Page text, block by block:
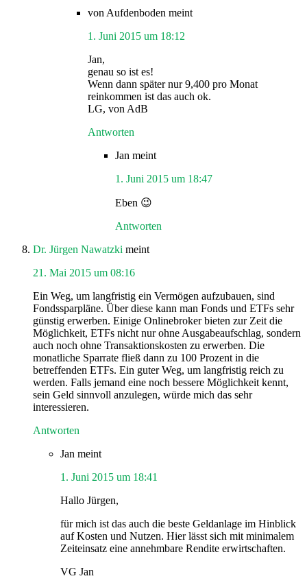
von Aufdenboden meint
1. Juni 2015 um 18:12
Jan,
genau so ist es!
Wenn dann später nur 9,400 pro Monat
reinkommen ist das auch ok.
LG, von AdB
Antworten
Jan meint
1. Juni 2015 um 18:47
Eben 😉
Antworten
Dr. Jürgen Nawatzki meint
21. Mai 2015 um 08:16
Ein Weg, um langfristig ein Vermögen aufzubauen, sind
Fondssparpläne. Über diese kann man Fonds und ETFs sehr
günstig erwerben. Einige Onlinebroker bieten zur Zeit die
Möglichkeit, ETFs nicht nur ohne Ausgabeaufschlag, sondern
auch noch ohne Transaktionskosten zu erwerben. Die
monatliche Sparrate fließ dann zu 100 Prozent in die
betreffenden ETFs. Ein guter Weg, um langfristig reich zu
werden. Falls jemand eine noch bessere Möglichkeit kennt,
sein Geld sinnvoll anzulegen, würde mich das sehr
interessieren.
Antworten
Jan meint
1. Juni 2015 um 18:41
Hallo Jürgen,
für mich ist das auch die beste Geldanlage im Hinblick
auf Kosten und Nutzen. Hier lässt sich mit minimalem
Zeiteinsatz eine annehmbare Rendite erwirtschaften.
VG Jan